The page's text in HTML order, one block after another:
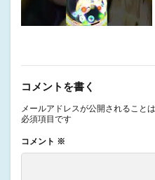
コメントを書く
メールアドレスが公開されること
必須項目です
コメント ※